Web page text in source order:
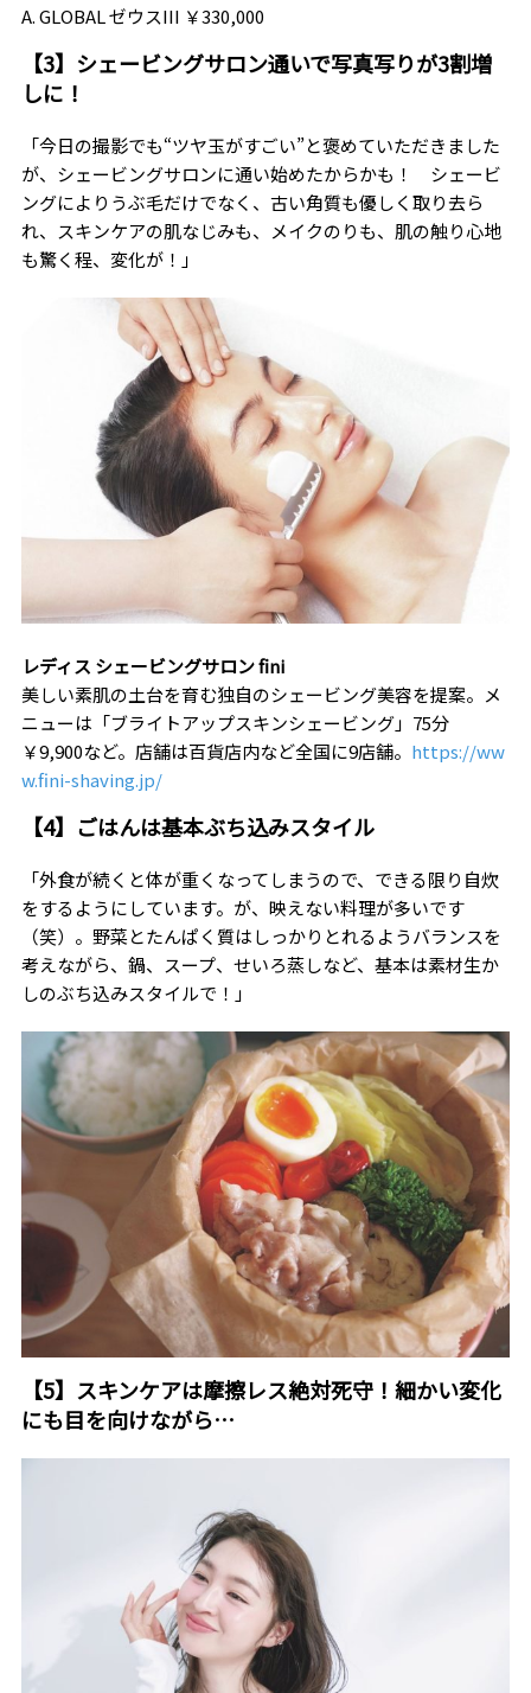
A. GLOBAL ゼウスIII ￥330,000
【3】シェービングサロン通いで写真写りが3割増
しに！
「今日の撮影でも“ツヤ玉がすごい”と褒めていただきました
が、シェービングサロンに通い始めたからかも！ シェービ
ングによりうぶ毛だけでなく、古い角質も優しく取り去ら
れ、スキンケアの肌なじみも、メイクのりも、肌の触り心地
も驚く程、変化が！」
レディス シェービングサロン fini
美しい素肌の土台を育む独自のシェービング美容を提案。メ
ニューは「ブライトアップスキンシェービング」75分
￥9,900など。店舗は百貨店内など全国に9店舗。 https://ww
w.fini-shaving.jp/
【4】ごはんは基本ぶち込みスタイル
「外食が続くと体が重くなってしまうので、できる限り自炊
をするようにしています。が、映えない料理が多いです
（笑）。野菜とたんぱく質はしっかりとれるようバランスを
考えながら、鍋、スープ、せいろ蒸しなど、基本は素材生か
しのぶち込みスタイルで！」
【5】スキンケアは摩擦レス絶対死守！細かい変化
にも目を向けながら…